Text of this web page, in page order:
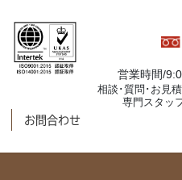
営業時間/
相談･質問･お見
専門スタッ
お問合わせ